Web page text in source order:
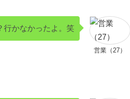
営業（27）
行かなかったよ。笑